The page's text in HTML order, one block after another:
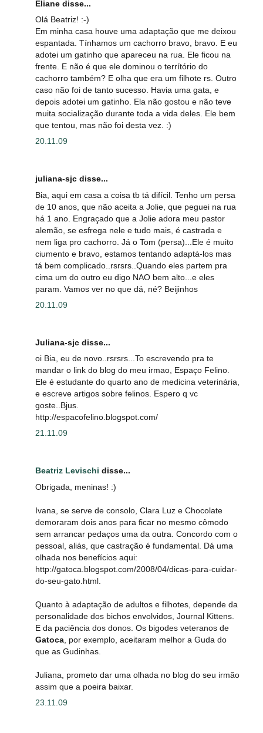
Eliane disse...
Olá Beatriz! :-)
Em minha casa houve uma adaptação que me deixou
espantada. Tínhamos um cachorro bravo, bravo. E eu
adotei um gatinho que apareceu na rua. Ele ficou na
frente. E não é que ele dominou o terrítório do
cachorro também? E olha que era um filhote rs. Outro
caso não foi de tanto sucesso. Havia uma gata, e
depois adotei um gatinho. Ela não gostou e não teve
muita socialização durante toda a vida deles. Ele bem
que tentou, mas não foi desta vez. :)
20.11.09
juliana-sjc disse...
Bia, aqui em casa a coisa tb tá difícil. Tenho um persa
de 10 anos, que não aceita a Jolie, que peguei na rua
há 1 ano. Engraçado que a Jolie adora meu pastor
alemão, se esfrega nele e tudo mais, é castrada e
nem liga pro cachorro. Já o Tom (persa)...Ele é muito
ciumento e bravo, estamos tentando adaptá-los mas
tá bem complicado..rsrsrs..Quando eles partem pra
cima um do outro eu digo NAO bem alto...e eles
param. Vamos ver no que dá, né? Beijinhos
20.11.09
Juliana-sjc disse...
oi Bia, eu de novo..rsrsrs...To escrevendo pra te
mandar o link do blog do meu irmao, Espaço Felino.
Ele é estudante do quarto ano de medicina veterinária,
e escreve artigos sobre felinos. Espero q vc
goste..Bjus.
http://espacofelino.blogspot.com/
21.11.09
Beatriz Levischi disse...
Obrigada, meninas! :)
Ivana, se serve de consolo, Clara Luz e Chocolate
demoraram dois anos para ficar no mesmo cômodo
sem arrancar pedaços uma da outra. Concordo com o
pessoal, aliás, que castração é fundamental. Dá uma
olhada nos benefícios aqui:
http://gatoca.blogspot.com/2008/04/dicas-para-cuidar-
do-seu-gato.html.
Quanto à adaptação de adultos e filhotes, depende da
personalidade dos bichos envolvidos, Journal Kittens.
E da paciência dos donos. Os bigodes veteranos de
Gatoca , por exemplo, aceitaram melhor a Guda do
que as Gudinhas.
Juliana, prometo dar uma olhada no blog do seu irmão
assim que a poeira baixar.
23.11.09